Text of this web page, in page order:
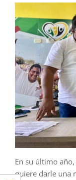
En su último
quiere darle una